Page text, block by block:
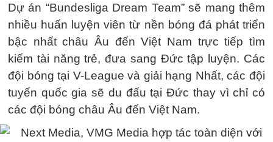
Dự án “Bundesliga Dream Team” sẽ mang thêm
nhiều huấn luyện viên từ nền bóng đá phát triển
bậc nhất châu Âu đến Việt Nam trực tiếp tìm
kiếm tài năng trẻ, đưa sang Đức tập luyện. Các
đội bóng tại V-League và giải hạng Nhất, các đội
tuyển quốc gia sẽ du đấu tại Đức thay vì chỉ có
các đội bóng châu Âu đến Việt Nam.